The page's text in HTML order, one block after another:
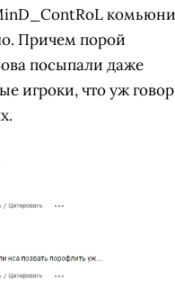
Причем порой
посыпали даже
игроки, что уж